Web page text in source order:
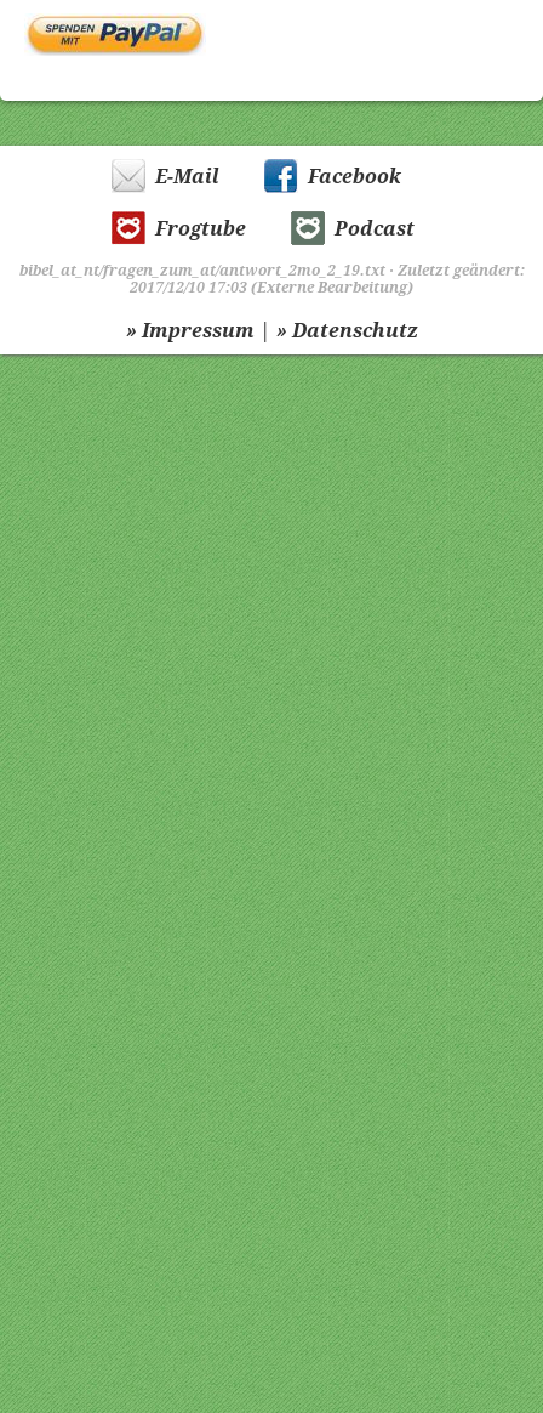
E-Mail Facebook
Frogtube Podcast
bibel_at_nt/fragen_zum_at/antwort_2mo_2_19.txt· Zuletzt geändert:
2017/12/10 17:03 (Externe Bearbeitung)
» Impressum | » Datenschutz